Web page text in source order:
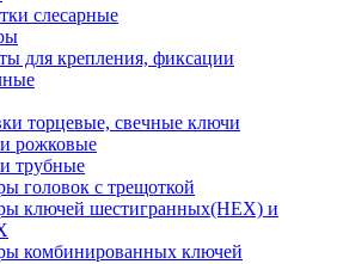
слесарные
для крепления, фиксации
торцевые, свечные ключи
рожковые
трубные
головок c трещоткой
ключей шестигранных(HEX) и
комбинированных ключей